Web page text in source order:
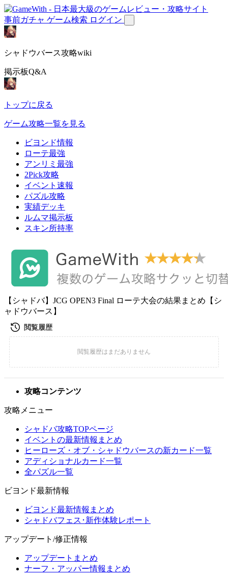
事前ガチャ ゲーム検索 ログイン
シャドウバース攻略wiki
掲示板Q&A
トップに戻る
ゲーム攻略一覧を見る
ビヨンド情報
ローテ最強
アンリミ最強
2Pick攻略
イベント速報
パズル攻略
実績デッキ
ルムマ掲示板
スキン所持率
【シャドバ】JCG OPEN3 Final ローテ大会の結果まとめ【シ
ャドウバース】
攻略コンテンツ
攻略メニュー
シャドバ攻略TOPページ
イベントの最新情報まとめ
ヒーローズ・オブ・シャドウバースの新カード一覧
アディショナルカード一覧
全パズル一覧
ビヨンド最新情報
ビヨンド最新情報まとめ
シャドバフェス･新作体験レポート
アップデート/修正情報
アップデートまとめ
ナーフ・アッパー情報まとめ